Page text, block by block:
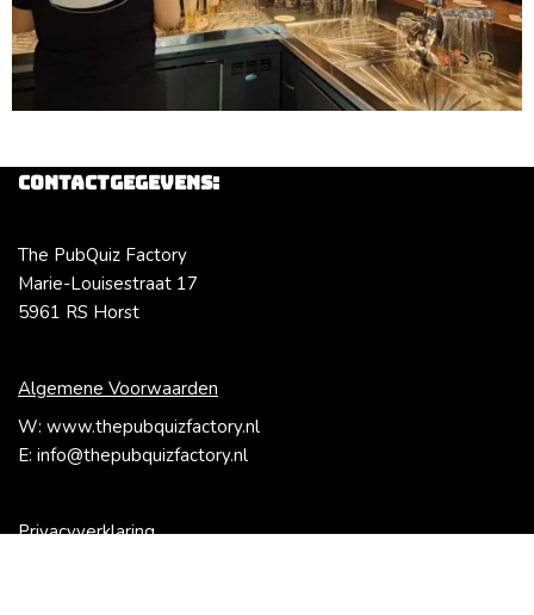
Contactgegevens:
The PubQuiz Factory
Marie-Louisestraat 17
5961 RS Horst
Algemene Voorwaarden
W: www.thepubquizfactory.nl
E: info@thepubquizfactory.nl
Privacyverklaring